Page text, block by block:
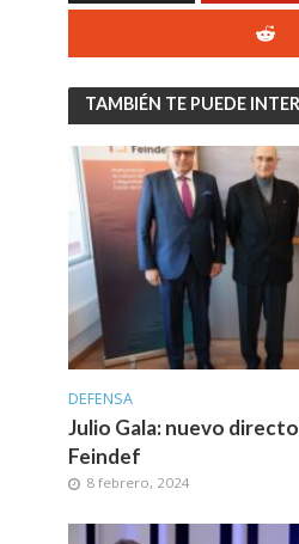
TAMBIÉN TE PUEDE
DEFENSA
Julio Gala: nuevo
Feindef
8 febrero, 2024